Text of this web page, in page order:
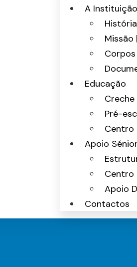
A Instituição
História
Missão
Educação
Creche
Pré-
Centro
Apoio Sénior
Centro
Apoio
Contactos